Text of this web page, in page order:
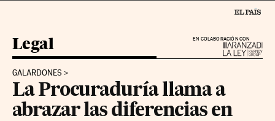
EN COLABORACIÓN CON
Legal
GALARDONES
La Procuraduría llama a
abrazar las diferencias en